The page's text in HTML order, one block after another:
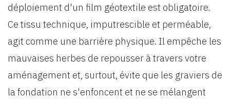
déploiement d'un film géotextile est obligatoire.
Ce tissu technique, imputrescible et perméable,
agit comme une barrière physique. Il empêche les
mauvaises herbes de repousser à travers votre
aménagement et, surtout, évite que les graviers de
la fondation ne s'enfoncent et ne se mélangent